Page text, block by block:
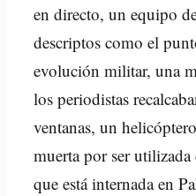
en directo, un equipo
descriptos como el
evolución militar, una
los periodistas
ventanas, un
muerta por ser
que está internada en